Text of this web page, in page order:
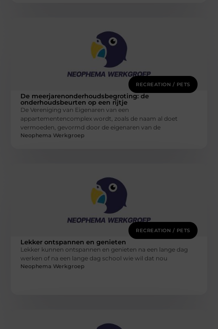
RECREATION / PETS
De meerjarenonderhoudsbegroting: de
onderhoudsbeurten op een rijtje
De Vereniging van Eigenaren van een
appartementencomplex wordt, zoals de naam al doet
vermoeden, gevormd door de eigenaren van de
Neophema Werkgroep
RECREATION / PETS
Lekker ontspannen en genieten
Lekker kunnen ontspannen en genieten na een lange dag
werken of na een lange dag school wie wil dat nou
Neophema Werkgroep